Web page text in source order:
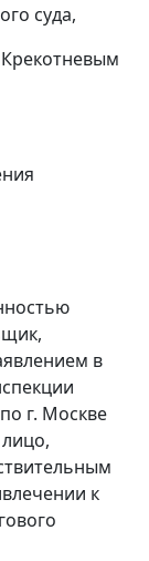
суда,
в
г. Москве
к